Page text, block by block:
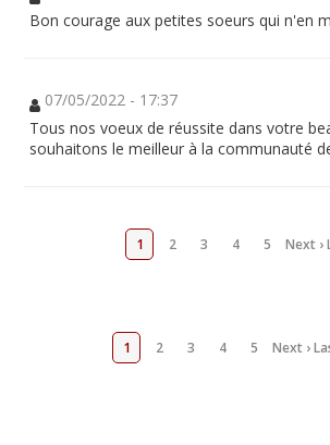
Bon courage aux petites soeurs qui n'en
07/05/2022 - 17:37
Tous nos voeux de réussite dans votre
souhaitons le meilleur à la communauté
1 2 3 4 5 Next ›
1 2 3 4 5 Next ›